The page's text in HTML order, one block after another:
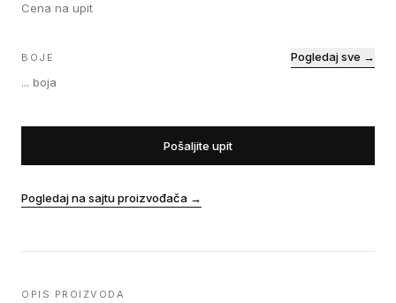
Cena na upit
BOJE
... boja
Pogledaj sve →
Pošaljite upit
Pogledaj na sajtu proizvođača →
OPIS PROIZVODA